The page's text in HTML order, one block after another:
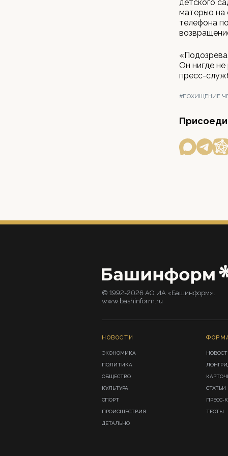
детского
матерью на
телефона
Он нигде
пресс-
#ПОХИЩЕНИЕ
© 1992-2026 АО ИА «Башинформ».
www.bashinform.ru
НОВОСТИ
ЭКОНОМИКА
ПОЛИТИКА
ОБЩЕСТВО
КУЛЬТУРА
СПОРТ
ПРОИСШЕСТВИЯ
ДЕТАЛЬНО
СТАТЬИ
ПРЕСС-
ТЕСТЫ